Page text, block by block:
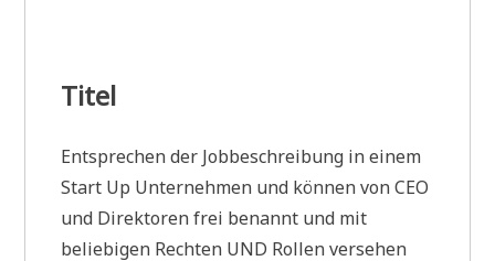
Titel
Entsprechen der Jobbeschreibung in einem
Start Up Unternehmen und können von CEO
und Direktoren frei benannt und mit
beliebigen Rechten UND Rollen versehen